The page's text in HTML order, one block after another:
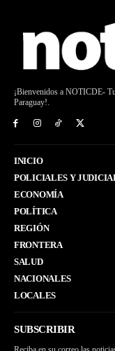
¡Bienvenidos a NOTICDE-
Paraguay!.
INICIO
POLICIALES Y
ECONOMÍA
POLÍTICA
REGIÓN
FRONTERA
SALUD
NACIONALES
LOCALES
SUBSCRIBIR